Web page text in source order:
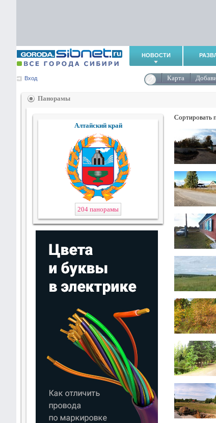
НОВОСТИ
Вход Карта
Панорамы
Алтайский край
204 панорамы
Сортировать